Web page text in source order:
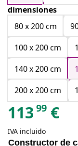
dimensiones
80 x 200 cm
100 x 200 cm
140 x 200 cm
200 x 200 cm
113 99 €
IVA incluido